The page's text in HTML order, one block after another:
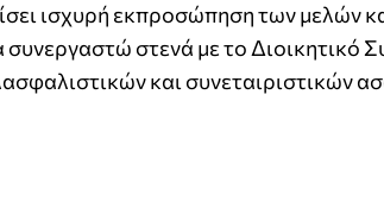
ισχυρή εκπροσώπηση των μελών
στενά με το Διοικητικό
και συνεταιριστικών